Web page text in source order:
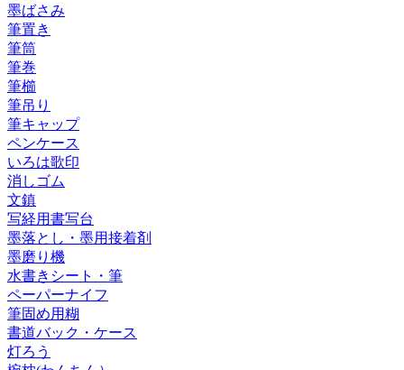
墨ばさみ
筆置き
筆筒
筆巻
筆櫛
筆吊り
筆キャップ
ペンケース
いろは歌印
消しゴム
文鎮
写経用書写台
墨落とし・墨用接着剤
墨磨り機
水書きシート・筆
ペーパーナイフ
筆固め用糊
書道バック・ケース
灯ろう